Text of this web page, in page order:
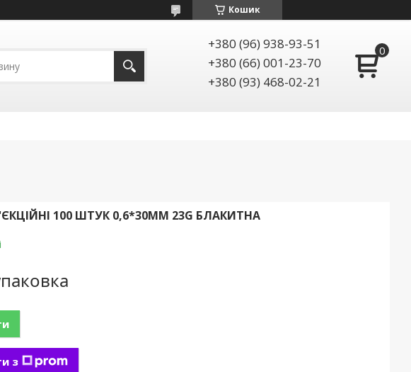
Кошик
+380 (96) 938-93-51
+380 (66) 001-23-70
+380 (93) 468-02-21
100 ШТУК 0,6*30ММ 23G БЛАКИТНА
з